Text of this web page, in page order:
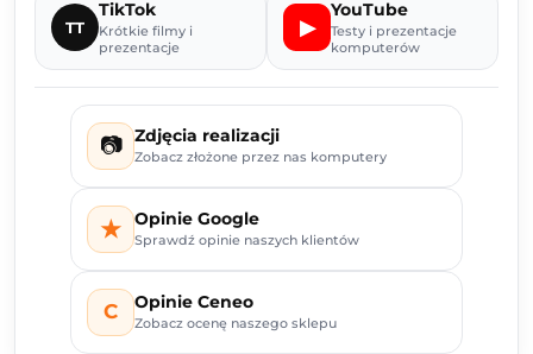
TT
TikTok
Krótkie filmy i
prezentacje
▶
YouTube
Testy i prezentacje
komputerów
📷 Zdjęcia realizacji
Zobacz złożone przez nas komputery
★ Opinie Google
Sprawdź opinie naszych klientów
C Opinie Ceneo
Zobacz ocenę naszego sklepu